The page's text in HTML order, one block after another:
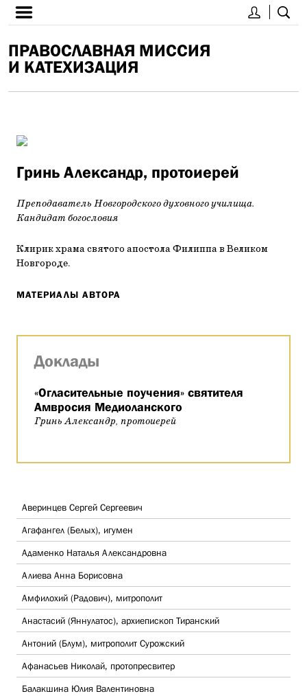
ПРАВОСЛАВНАЯ МИССИЯ
И КАТЕХИЗАЦИЯ
Гринь Александр, протоиерей
Преподаватель Новгородского духовного училища.
Кандидат богословия
Клирик храма святого апостола Филиппа в Великом
Новгороде.
МАТЕРИАЛЫ АВТОРА
Доклады
«Огласительные поучения» святителя
Амвросия Медиоланского
Гринь Александр, протоиерей
Аверинцев Сергей Сергеевич
Агафангел (Белых), игумен
Адаменко Наталья Александровна
Алиева Анна Борисовна
Амфилохий (Радович), митрополит
Анастасий (Яннулатос), архиепископ Тиранский
Антоний (Блум), митрополит Сурожский
Афанасьев Николай, протопресвитер
Балакшина Юлия Валентиновна